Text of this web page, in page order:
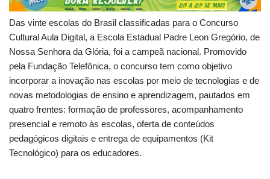
Das vinte escolas do Brasil classificadas para o Concurso
Cultural Aula Digital, a Escola Estadual Padre Leon Gregório, de
Nossa Senhora da Glória, foi a campeã nacional. Promovido
pela Fundação Telefônica, o concurso tem como objetivo
incorporar a inovação nas escolas por meio de tecnologias e de
novas metodologias de ensino e aprendizagem, pautados em
quatro frentes: formação de professores, acompanhamento
presencial e remoto às escolas, oferta de conteúdos
pedagógicos digitais e entrega de equipamentos (Kit
Tecnológico) para os educadores.